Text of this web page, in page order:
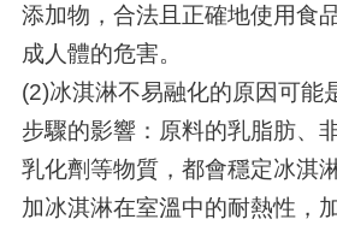
添加物，合法且正確地使用食
成人體的危害。
(2)冰淇淋不易融化的原因可能
步驟的影響：原料的乳脂肪、
乳化劑等物質，都會穩定冰淇
加冰淇淋在室溫中的耐熱性，